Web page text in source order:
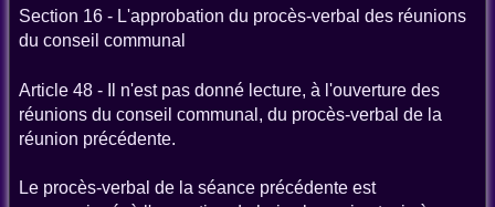
Section 16 - L'approbation du procès-verbal des réunions
du conseil communal
Article 48 - Il n'est pas donné lecture, à l'ouverture des
réunions du conseil communal, du procès-verbal de la
réunion précédente.
Le procès-verbal de la séance précédente est